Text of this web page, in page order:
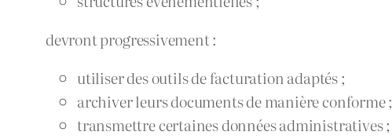
devront progressivement :
utiliser des outils de facturation adaptés ;
archiver leurs documents de manière conforme ;
transmettre certaines données administratives ;